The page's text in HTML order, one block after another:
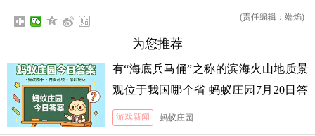
(责任编辑：端焰)
为您推荐
有“海底兵马俑”之称的滨海火山地质景
观位于我国哪个省 蚂蚁庄园7月20日答
案
游戏新闻 蚂蚁庄园